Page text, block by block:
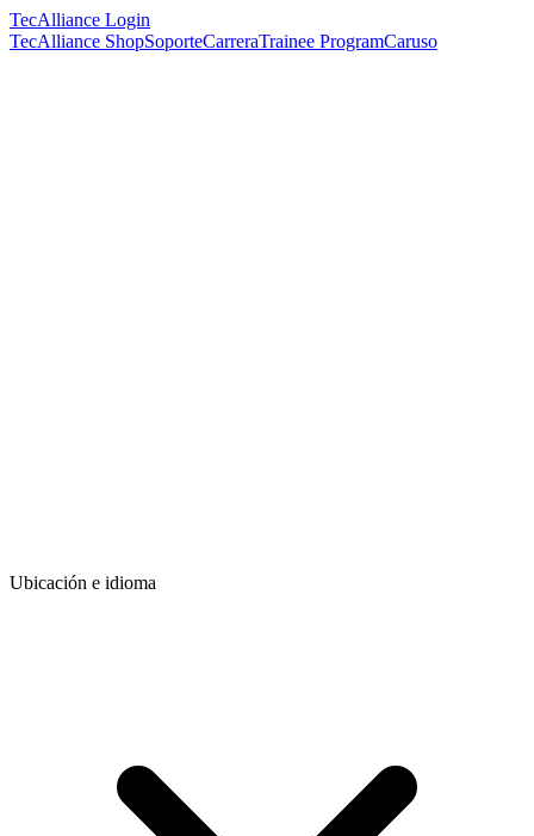
TecAlliance Login
TecAlliance ShopSoporteCarreraTrainee ProgramCaruso
Ubicación e idioma